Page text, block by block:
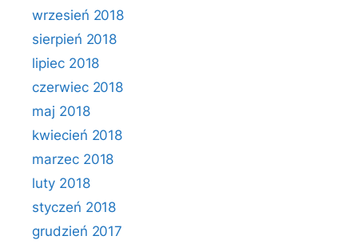
wrzesień 2018
sierpień 2018
lipiec 2018
czerwiec 2018
maj 2018
kwiecień 2018
marzec 2018
luty 2018
styczeń 2018
grudzień 2017